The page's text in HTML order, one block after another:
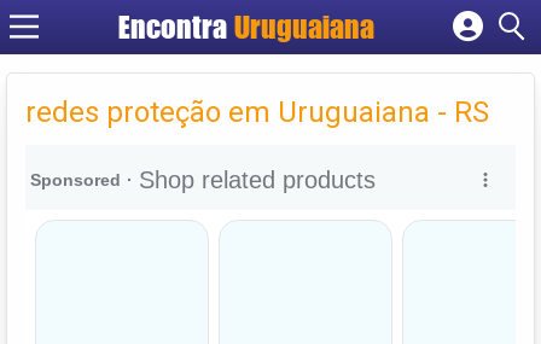
Encontra Uruguaiana
Cadastrar empresa
Criar conta
redes proteção em Uruguaiana - RS